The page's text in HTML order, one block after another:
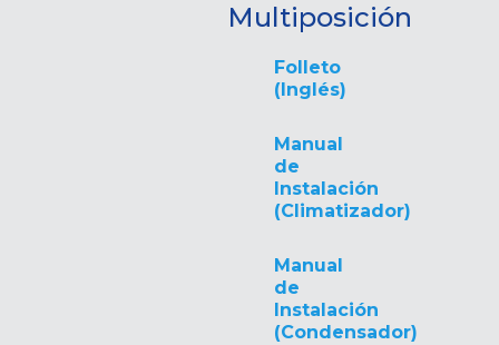
Multiposición
Folleto
(Inglés)
Manual
de
Instalación
(Climatizador)
Manual
de
Instalación
(Condensador)